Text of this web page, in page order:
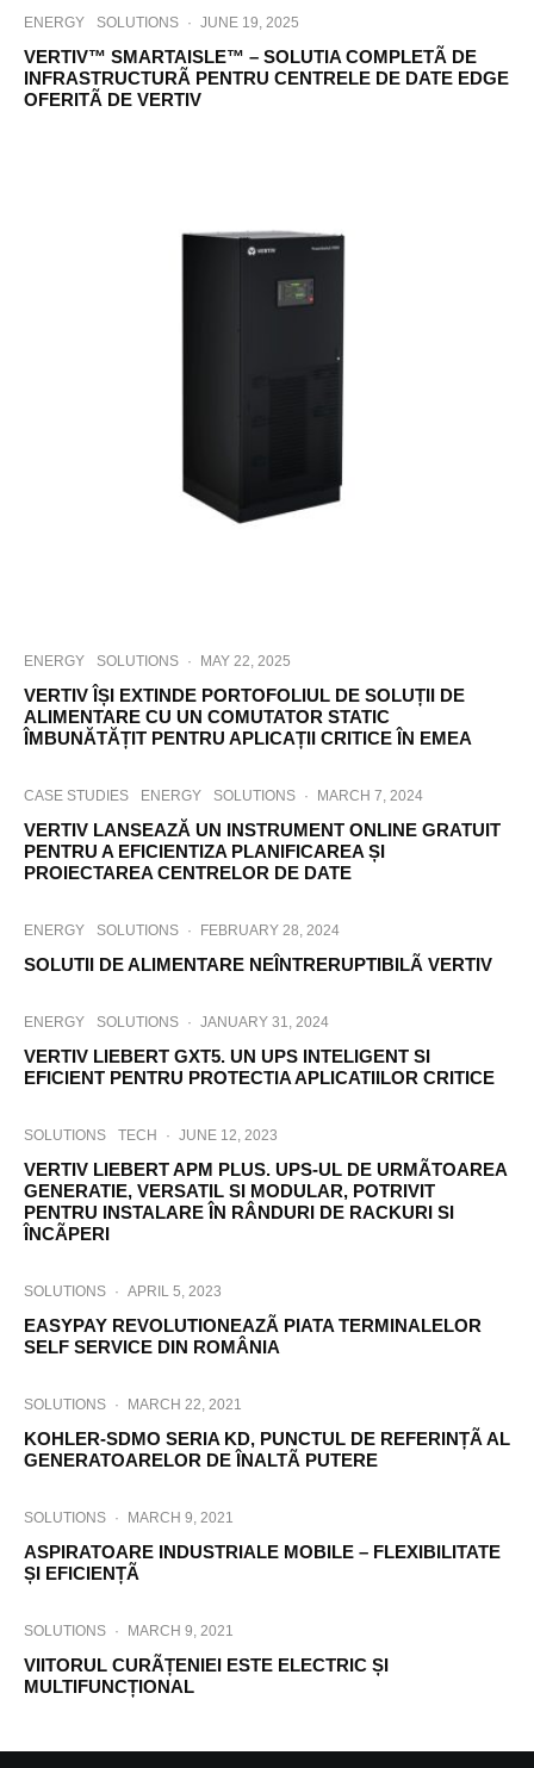
ENERGY SOLUTIONS · JUNE 19, 2025
VERTIV™ SMARTAISLE™ – SOLUTIA COMPLETÃ DE
INFRASTRUCTURÃ PENTRU CENTRELE DE DATE EDGE
OFERITÃ DE VERTIV
ENERGY SOLUTIONS · MAY 22, 2025
VERTIV ÎȘI EXTINDE PORTOFOLIUL DE SOLUȚII DE
ALIMENTARE CU UN COMUTATOR STATIC
ÎMBUNĂTĂȚIT PENTRU APLICAȚII CRITICE ÎN EMEA
CASE STUDIES ENERGY SOLUTIONS · MARCH 7, 2024
VERTIV LANSEAZĂ UN INSTRUMENT ONLINE GRATUIT
PENTRU A EFICIENTIZA PLANIFICAREA ȘI
PROIECTAREA CENTRELOR DE DATE
ENERGY SOLUTIONS · FEBRUARY 28, 2024
SOLUTII DE ALIMENTARE NEÎNTRERUPTIBILÃ VERTIV
ENERGY SOLUTIONS · JANUARY 31, 2024
VERTIV LIEBERT GXT5. UN UPS INTELIGENT SI
EFICIENT PENTRU PROTECTIA APLICATIILOR CRITICE
SOLUTIONS TECH · JUNE 12, 2023
VERTIV LIEBERT APM PLUS. UPS-UL DE URMÃTOAREA
GENERATIE, VERSATIL SI MODULAR, POTRIVIT
PENTRU INSTALARE ÎN RÂNDURI DE RACKURI SI
ÎNCÃPERI
SOLUTIONS · APRIL 5, 2023
EASYPAY REVOLUTIONEAZÃ PIATA TERMINALELOR
SELF SERVICE DIN ROMÂNIA
SOLUTIONS · MARCH 22, 2021
KOHLER-SDMO SERIA KD, PUNCTUL DE REFERINȚÃ AL
GENERATOARELOR DE ÎNALTÃ PUTERE
SOLUTIONS · MARCH 9, 2021
ASPIRATOARE INDUSTRIALE MOBILE – FLEXIBILITATE
ȘI EFICIENȚÃ
SOLUTIONS · MARCH 9, 2021
VIITORUL CURÃȚENIEI ESTE ELECTRIC ȘI
MULTIFUNCȚIONAL